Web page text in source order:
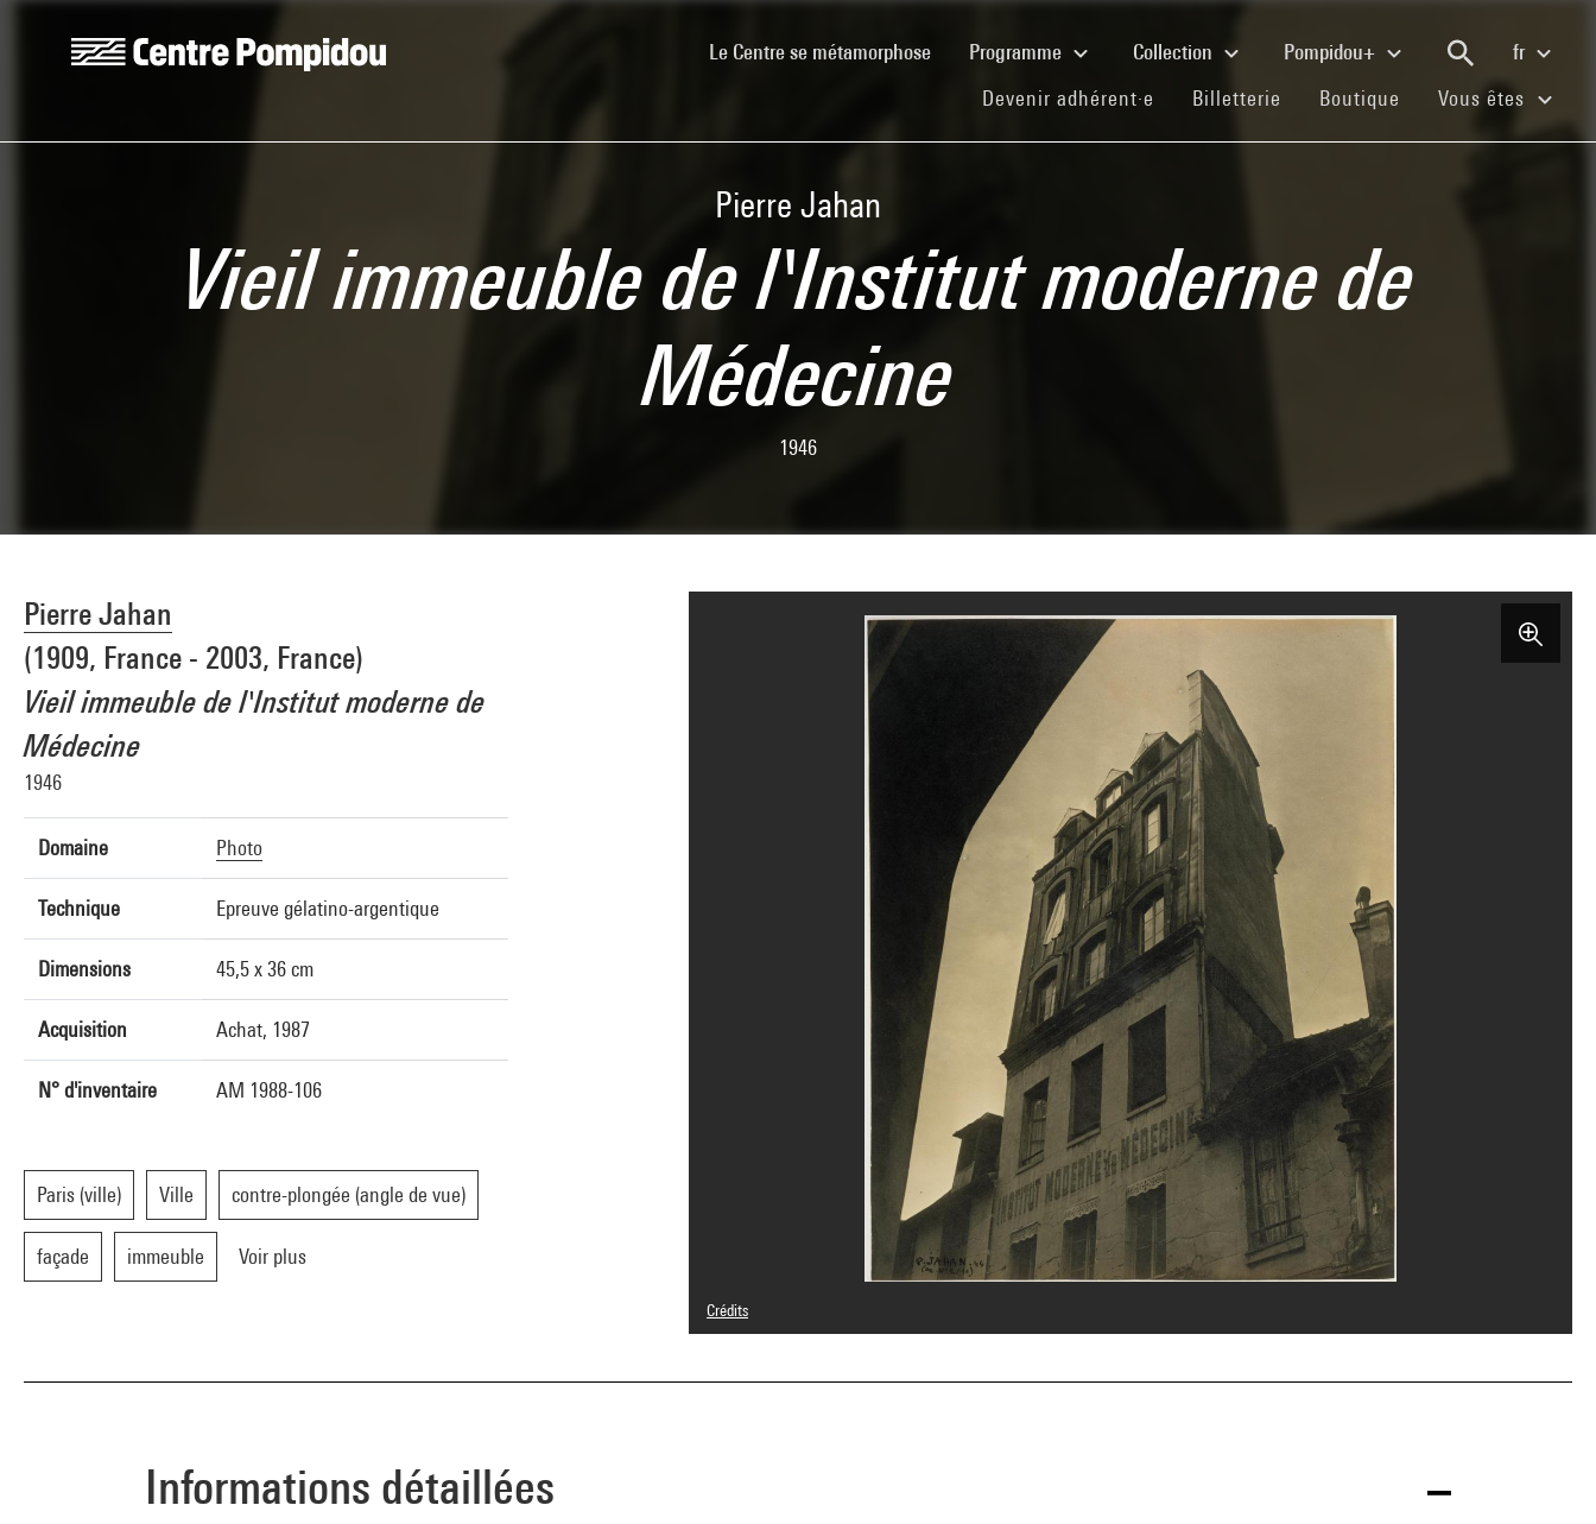
Le Centre se métamorphose(current)Programme Collection Pompidou+
fr
Devenir adhérent·e (current)
Billetterie (current)
Boutique (current)
Vous êtes
Pierre Jahan
Vieil immeuble de l'Institut moderne de
Médecine
1946
Pierre Jahan
(1909, France - 2003, France)
Vieil immeuble de l'Institut moderne de
Médecine
1946
Domaine Photo
Technique Epreuve gélatino-argentique
Dimensions 45,5 x 36 cm
Acquisition Achat, 1987
N° d'inventaire AM 1988-106
Paris (ville) Ville contre-plongée (angle de vue)
façade immeuble Voir plus
Crédits
© Pierre Jahan /Agence Roger-Viollet
Réf. image : 4R10428 [1996 CX 0622]
Informations détaillées